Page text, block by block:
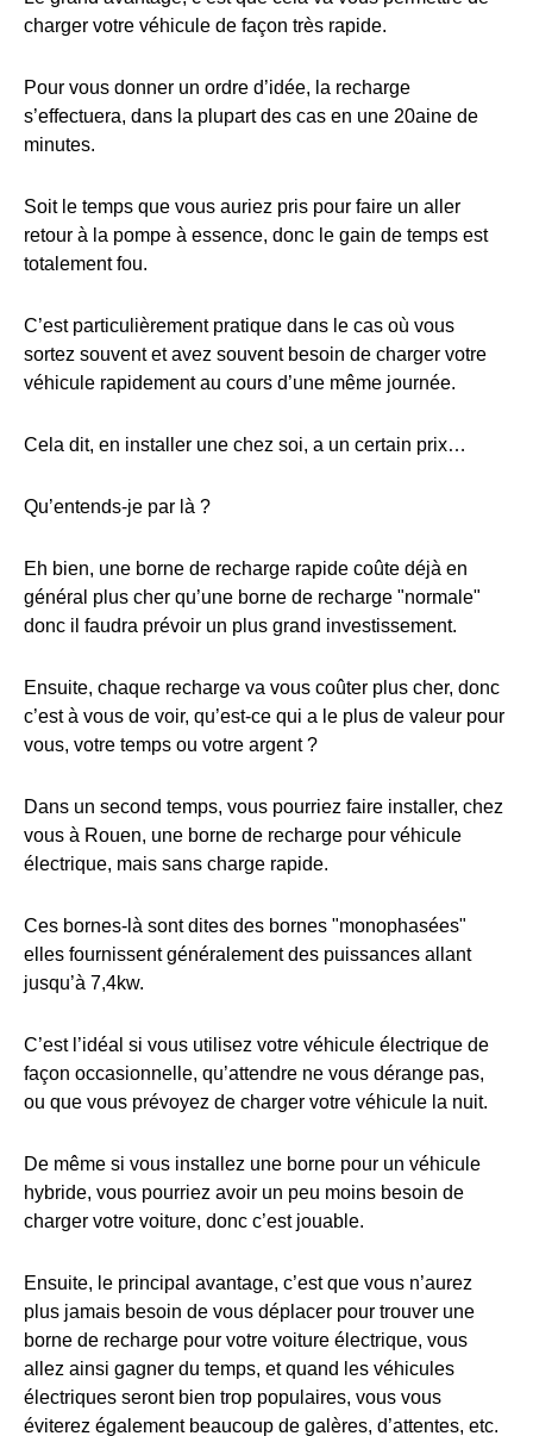
charger votre véhicule de façon très rapide.
Pour vous donner un ordre d’idée, la recharge
s’effectuera, dans la plupart des cas en une 20aine de
minutes.
Soit le temps que vous auriez pris pour faire un aller
retour à la pompe à essence, donc le gain de temps est
totalement fou.
C’est particulièrement pratique dans le cas où vous
sortez souvent et avez souvent besoin de charger votre
véhicule rapidement au cours d’une même journée.
Cela dit, en installer une chez soi, a un certain prix…
Qu’entends-je par là ?
Eh bien, une borne de recharge rapide coûte déjà en
général plus cher qu’une borne de recharge "normale"
donc il faudra prévoir un plus grand investissement.
Ensuite, chaque recharge va vous coûter plus cher, donc
c’est à vous de voir, qu’est-ce qui a le plus de valeur pour
vous, votre temps ou votre argent ?
Dans un second temps, vous pourriez faire installer, chez
vous à Rouen, une borne de recharge pour véhicule
électrique, mais sans charge rapide.
Ces bornes-là sont dites des bornes "monophasées"
elles fournissent généralement des puissances allant
jusqu’à 7,4kw.
C’est l’idéal si vous utilisez votre véhicule électrique de
façon occasionnelle, qu’attendre ne vous dérange pas,
ou que vous prévoyez de charger votre véhicule la nuit.
De même si vous installez une borne pour un véhicule
hybride, vous pourriez avoir un peu moins besoin de
charger votre voiture, donc c’est jouable.
Ensuite, le principal avantage, c’est que vous n’aurez
plus jamais besoin de vous déplacer pour trouver une
borne de recharge pour votre voiture électrique, vous
allez ainsi gagner du temps, et quand les véhicules
électriques seront bien trop populaires, vous vous
éviterez également beaucoup de galères, d’attentes, etc.